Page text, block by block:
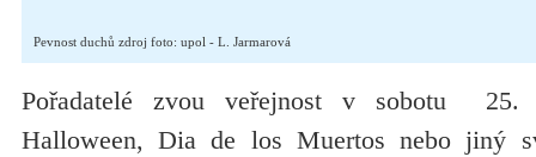
Pevnost duchů zdroj foto: upol - L. Jarmarová
Pořadatelé zvou veřejnost v sobotu 25.
Halloween, Dia de los Muertos nebo jiný